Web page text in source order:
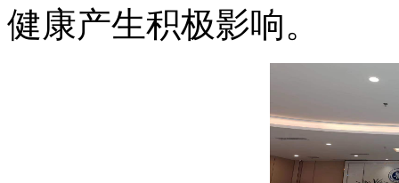
健康产生积极影响。